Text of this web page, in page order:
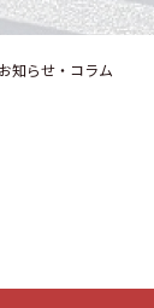
お知らせ・コラム